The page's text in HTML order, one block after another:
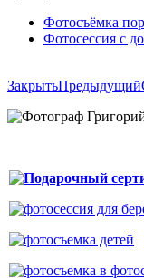
Фотосъёмка
Фотосессия с
ЗакрытьПредыдущий